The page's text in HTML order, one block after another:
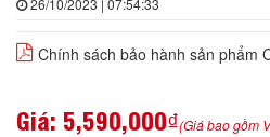
26/10/2023 | 07:54:33
Chính sách bảo hành sản phẩm
Giá: 5,590,000₫(Giá bao gồm